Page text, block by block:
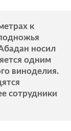
к
носил
одним
виноделия.
сотрудники